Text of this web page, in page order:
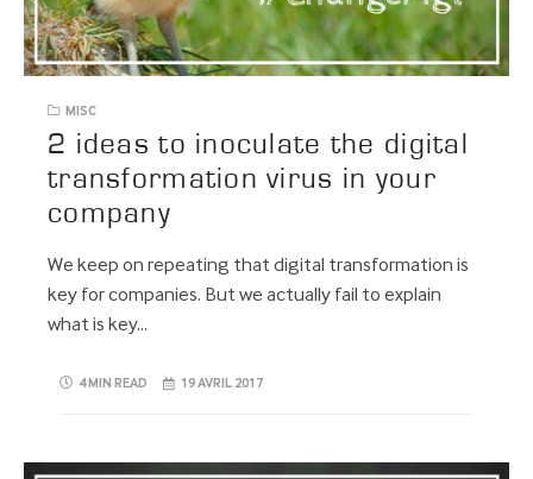
MISC
2 ideas to inoculate the digital
transformation virus in your
company
We keep on repeating that digital transformation is
key for companies. But we actually fail to explain
what is key…
4 MIN READ 19 AVRIL 2017